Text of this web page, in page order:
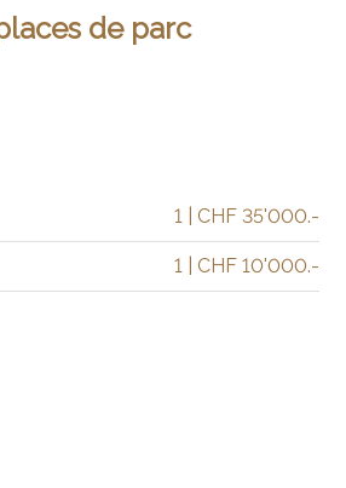
de parc
1 | CHF 35'000.-
1 | CHF 10'000.-